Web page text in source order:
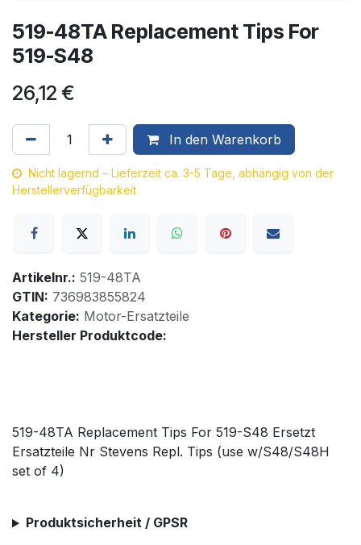
519-48TA Replacement Tips For
519-S48
26,12 €
In den Warenkorb
Nicht lagernd – Lieferzeit ca. 3-5 Tage, abhängig von der
Herstellerverfügbarkeit
Artikelnr.: 519-48TA
GTIN: 736983855824
Kategorie: Motor-Ersatzteile
Hersteller Produktcode:
519-48TA Replacement Tips For 519-S48 Ersetzt
Ersatzteile Nr Stevens Repl. Tips (use w/S48/S48H
set of 4)
Produktsicherheit / GPSR